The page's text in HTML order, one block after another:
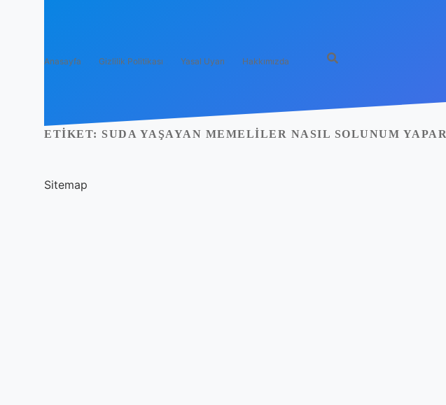
Anasayfa Gizlilik Politikası Yasal Uyarı Hakkımızda
ETIKET: SUDA YAŞAYAN MEMELILER NASIL SOLUNUM YAPAR
Sitemap